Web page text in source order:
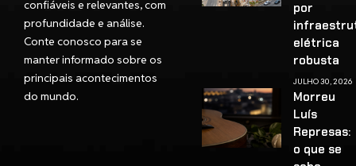
confiáveis e relevantes, com
profundidade e análise.
Conte conosco para se
manter informado sobre os
principais acontecimentos
do mundo.
por
elétrica
robusta
JULHO 30, 2026
Morreu
Luís
Represas:
o que se